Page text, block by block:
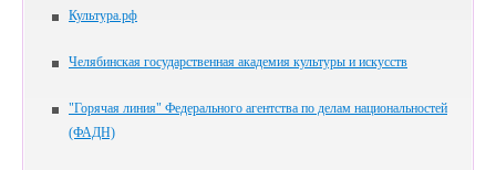
Культура.рф
Челябинская государственная академия культуры и искусств
"Горячая линия" Федерального агентства по делам национальностей
(ФАДН)